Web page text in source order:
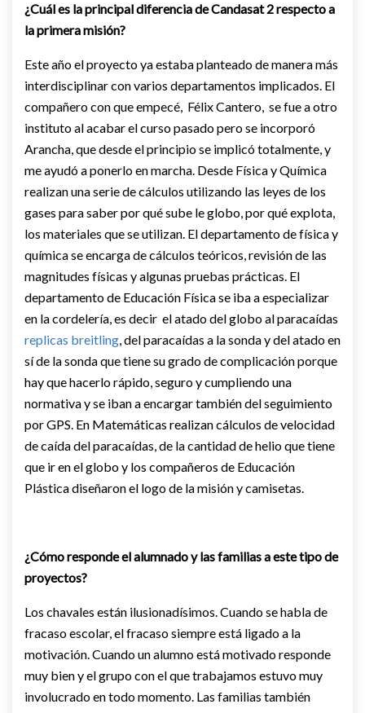
¿Cuál es la principal diferencia de Candasat 2 respecto a
la primera misión?
Este año el proyecto ya estaba planteado de manera más
interdisciplinar con varios departamentos implicados. El
compañero con que empecé, Félix Cantero, se fue a otro
instituto al acabar el curso pasado pero se incorporó
Arancha, que desde el principio se implicó totalmente, y
me ayudó a ponerlo en marcha. Desde Física y Química
realizan una serie de cálculos utilizando las leyes de los
gases para saber por qué sube le globo, por qué explota,
los materiales que se utilizan. El departamento de física y
química se encarga de cálculos teóricos, revisión de las
magnitudes físicas y algunas pruebas prácticas. El
departamento de Educación Física se iba a especializar
en la cordelería, es decir el atado del globo al paracaídas
replicas breitling, del paracaídas a la sonda y del atado en
sí de la sonda que tiene su grado de complicación porque
hay que hacerlo rápido, seguro y cumpliendo una
normativa y se iban a encargar también del seguimiento
por GPS. En Matemáticas realizan cálculos de velocidad
de caída del paracaídas, de la cantidad de helio que tiene
que ir en el globo y los compañeros de Educación
Plástica diseñaron el logo de la misión y camisetas.
¿Cómo responde el alumnado y las familias a este tipo de
proyectos?
Los chavales están ilusionadísimos. Cuando se habla de
fracaso escolar, el fracaso siempre está ligado a la
motivación. Cuando un alumno está motivado responde
muy bien y el grupo con el que trabajamos estuvo muy
involucrado en todo momento. Las familias también